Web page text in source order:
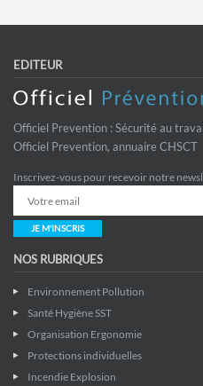
EDITEUR
Officiel Prevention : Sécurité au
Officiel Prevention, annuaire CHSCT
Inscrivez-vous pour recevoir notre
JE M'INSCRIS
NOS RUBRIQUES
Environnement Pollution
Santé Hygiène SST
Organisation Ergonomie
Protections individuelles
Incendie Explosion